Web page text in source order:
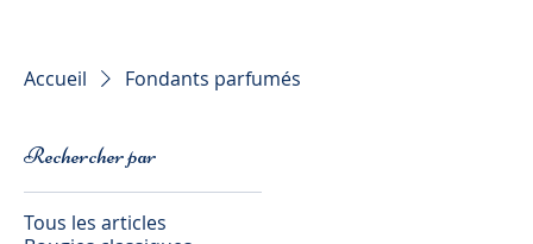
Accueil Fondants parfumés
Rechercher par
Tous les articles